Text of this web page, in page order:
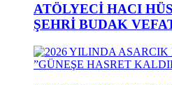
ATÖLYECİ HACI
ŞEHRİ BUDAK